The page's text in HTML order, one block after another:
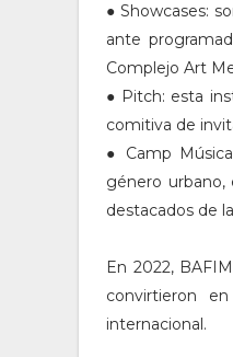
● Showcases:
ante
Complejo Art
● Pitch: esta
comitiva de
● Camp
género
destacados de
En 2022,
convirtieron
internacional.